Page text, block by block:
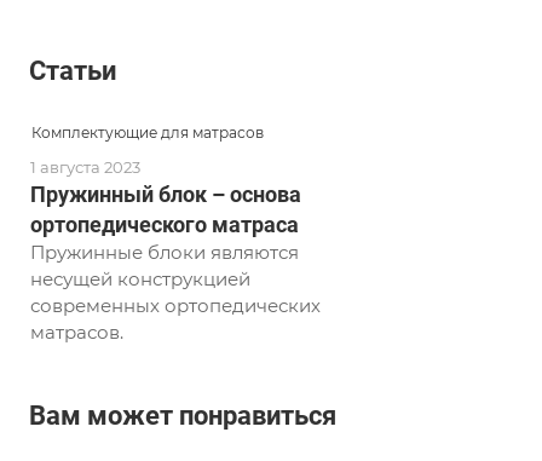
Статьи
Комплектующие для матрасов
1 августа 2023
Пружинный блок – основа
ортопедического матраса
Пружинные блоки являются
несущей конструкцией
современных ортопедических
матрасов.
Вам может понравиться